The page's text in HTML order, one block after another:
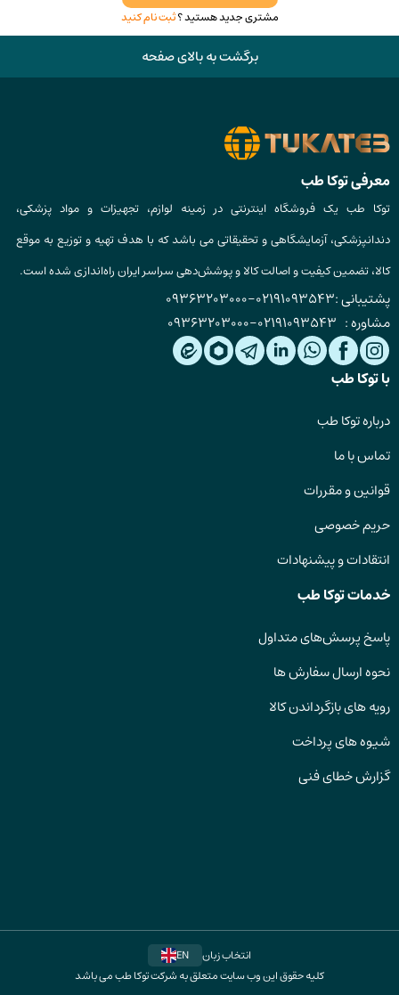
مشتری جدید هستید ؟ثبت نام کنید
برگشت به بالای صفحه
معرفی توکا طب
توکا طب یک فروشگاه اینترنتی در زمینه لوازم، تجهیزات و مواد پزشکی،
دندانپزشکی، آزمایشگاهی و تحقیقاتی می باشد که با هدف تهیه و توزیع به موقع
کالا، تضمین کیفیت و اصالت کالا و پوشش‌دهی سراسر ایران راه‌اندازی شده است.
پشتیبانی :02191093543
-
09363203000
مشاوره : 02191093543
-
09363203000
با توکا طب
درباره توکا طب
تماس با ما
قوانین و مقررات
حریم خصوصی
انتقادات و پیشنهادات
خدمات توکا طب
پاسخ پرسش‌های متداول
نحوه ارسال سفارش ها
رویه های بازگرداندن کالا
شیوه های پرداخت
گزارش خطای فنی
انتخاب زبان
EN
کلیه حقوق این وب سایت متعلق به شرکت توکا طب می باشد